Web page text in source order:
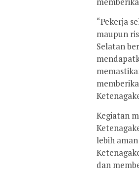
“Pekerja
maupun
Selatan
Kegiatan
lebih
dan